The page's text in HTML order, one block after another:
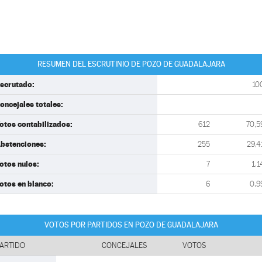
RESUMEN DEL ESCRUTINIO DE POZO DE GUADALAJARA
totales:
contabilizados: 612
255
nulos: 7
en blanco: 6
VOTOS POR PARTIDOS EN POZO DE GUADALAJARA
CONCEJALES VOTOS